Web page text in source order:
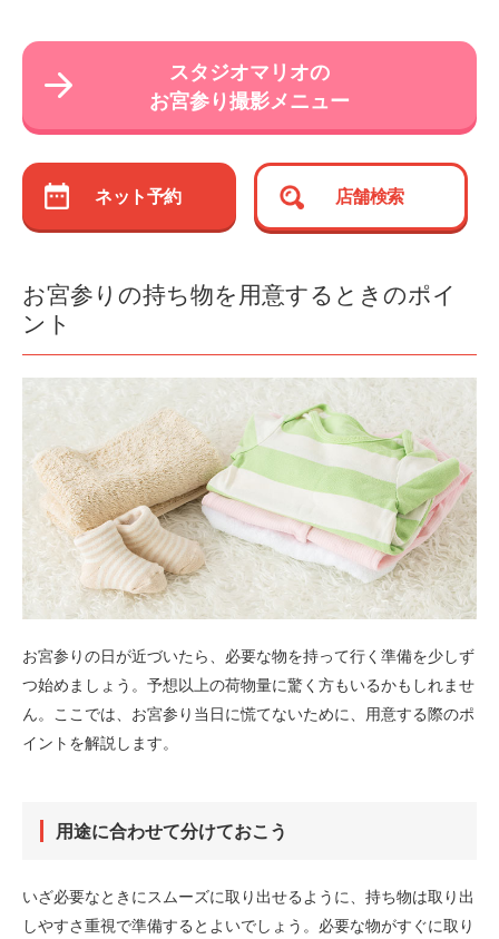
スタジオマリオの
お宮参り撮影メニュー
ネット予約 店舗検索
お宮参りの持ち物を用意するときのポイ
ント
お宮参りの日が近づいたら、必要な物を持って行く準備を少しず
つ始めましょう。予想以上の荷物量に驚く方もいるかもしれませ
ん。ここでは、お宮参り当日に慌てないために、用意する際のポ
イントを解説します。
用途に合わせて分けておこう
いざ必要なときにスムーズに取り出せるように、持ち物は取り出
しやすさ重視で準備するとよいでしょう。必要な物がすぐに取り